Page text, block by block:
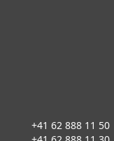
+41 62 888 11 50